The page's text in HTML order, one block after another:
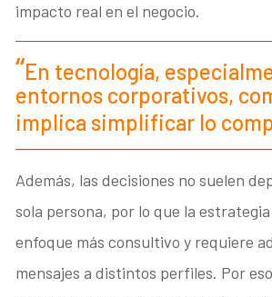
impacto real en el negocio.
En tecnología,
entornos corporativos,
implica simplificar lo
Además, las decisiones no suelen
sola persona, por lo que la
enfoque más consultivo y requiere
mensajes a distintos perfiles. Por